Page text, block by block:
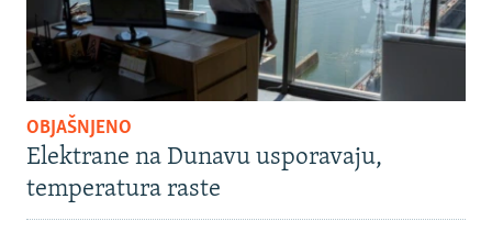
OBJAŠNJENO
Elektrane na Dunavu usporavaju,
temperatura raste